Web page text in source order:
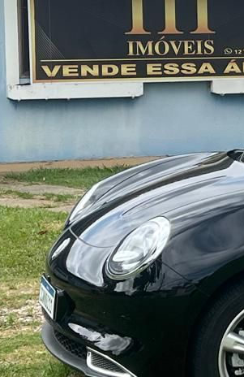
Chácaras
Fazendas
Galpões
Sítios
Chácaras
Fazendas
Sítios
Chácaras
Fazendas
Galpões
Sítios
Chácaras
Fazendas